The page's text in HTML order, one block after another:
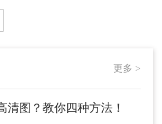
可以成
片呢？
更多 >
清图？教你四种方法！